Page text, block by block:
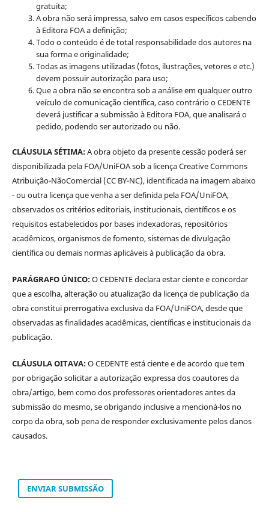
gratuita;
A obra não será impressa, salvo em casos específicos cabendo
à Editora FOA a definição;
Todo o conteúdo é de total responsabilidade dos autores na
sua forma e originalidade;
Todas as imagens utilizadas (fotos, ilustrações, vetores e etc.)
devem possuir autorização para uso;
Que a obra não se encontra sob a análise em qualquer outro
veículo de comunicação científica, caso contrário o CEDENTE
deverá justificar a submissão à Editora FOA, que analisará o
pedido, podendo ser autorizado ou não.
CLÁUSULA SÉTIMA:A obra objeto da presente cessão poderá ser
disponibilizada pela FOA/UniFOA sob a licença Creative Commons
Atribuição-NãoComercial (CC BY-NC), identificada na imagem abaixo
- ou outra licença que venha a ser definida pela FOA/UniFOA,
observados os critérios editoriais, institucionais, científicos e os
requisitos estabelecidos por bases indexadoras, repositórios
acadêmicos, organismos de fomento, sistemas de divulgação
científica ou demais normas aplicáveis à publicação da obra.
PARÁGRAFO ÚNICO:O CEDENTE declara estar ciente e concordar
que a escolha, alteração ou atualização da licença de publicação da
obra constitui prerrogativa exclusiva da FOA/UniFOA, desde que
observadas as finalidades acadêmicas, científicas e institucionais da
publicação.
CLÁUSULA OITAVA:O CEDENTE está ciente e de acordo que tem
por obrigação solicitar a autorização expressa dos coautores da
obra/artigo, bem como dos professores orientadores antes da
submissão do mesmo, se obrigando inclusive a mencioná-los no
corpo da obra, sob pena de responder exclusivamente pelos danos
causados.
ENVIAR SUBMISSÃO